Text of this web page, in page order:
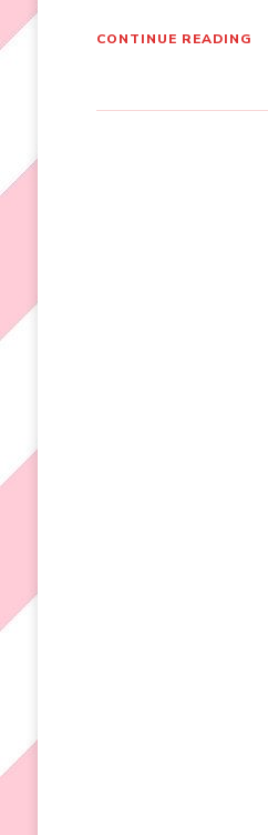
CONTINUE READING